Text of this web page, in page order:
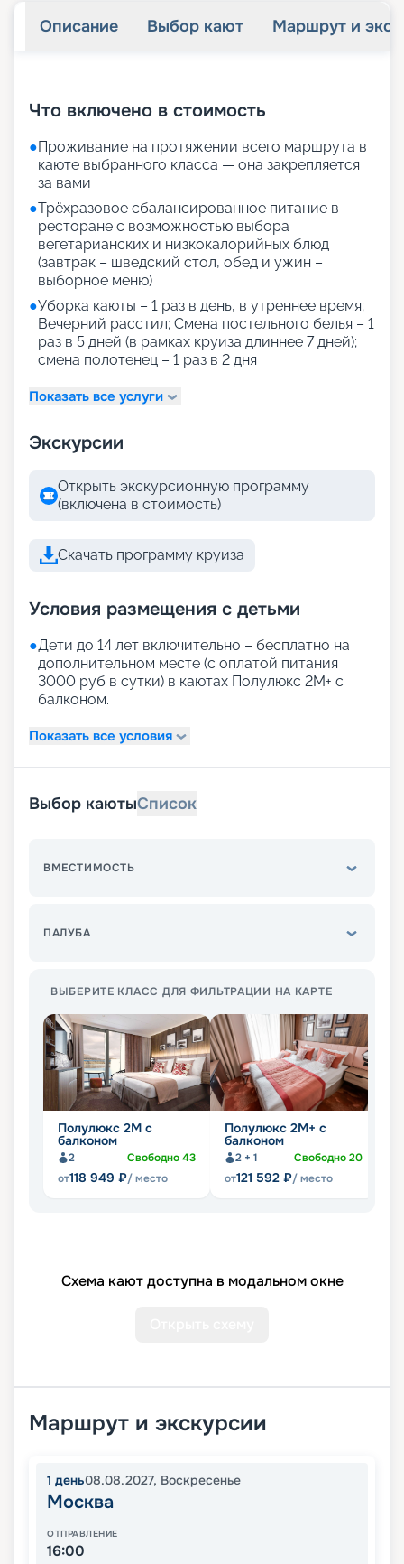
Описание Выбор кают Маршрут и
Что включено в стоимость
●Проживание на протяжении всего маршрута в
каюте выбранного класса — она закрепляется
за вами
●Трёхразовое сбалансированное питание в
ресторане с возможностью выбора
вегетарианских и низкокалорийных блюд
(завтрак – шведский стол, обед и ужин –
выборное меню)
●Уборка каюты – 1 раз в день, в утреннее время;
Вечерний расстил; Смена постельного белья – 1
раз в 5 дней (в рамках круиза длиннее 7 дней);
смена полотенец – 1 раз в 2 дня
Показать все услуги
Экскурсии
Открыть экскурсионную программу
(включена в стоимость)
Скачать программу круиза
Условия размещения с детьми
●Дети до 14 лет включительно – бесплатно на
дополнительном месте (с оплатой питания
3000 руб в сутки) в каютах Полулюкс 2М+ с
балконом.
Показать все условия
Выбор каютыСписок
ВМЕСТИМОСТЬ
ПАЛУБА
ВЫБЕРИТЕ КЛАСС ДЛЯ ФИЛЬТРАЦИИ НА КАРТЕ
Полулюкс 2М с
балконом
2 Свободно43
от118 949 ₽/ место
Полулюкс 2М+ с
балконом
2 + 1 Свободно20
от121 592 ₽/ место
Схема кают доступна в модальном окне
Маршрут и экскурсии
1 день08.08.2027, Воскресенье
Москва
ОТПРАВЛЕНИЕ
16:00